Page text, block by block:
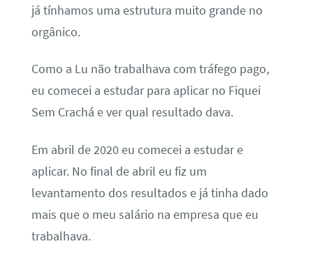
já tínhamos uma estrutura muito grande no
orgânico.
Como a Lu não trabalhava com tráfego pago,
eu comecei a estudar para aplicar no Fiquei
Sem Crachá e ver qual resultado dava.
Em abril de 2020 eu comecei a estudar e
aplicar. No final de abril eu fiz um
levantamento dos resultados e já tinha dado
mais que o meu salário na empresa que eu
trabalhava.